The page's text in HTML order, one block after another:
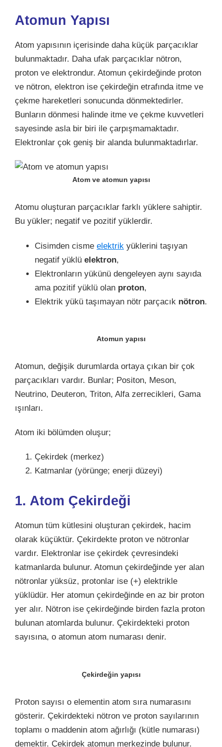
Atomun Yapısı
Atom yapısının içerisinde daha küçük parçacıklar
bulunmaktadır. Daha ufak parçacıklar nötron,
proton ve elektrondur. Atomun çekirdeğinde proton
ve nötron, elektron ise çekirdeğin etrafında itme ve
çekme hareketleri sonucunda dönmektedirler.
Bunların dönmesi halinde itme ve çekme kuvvetleri
sayesinde asla bir biri ile çarpışmamaktadır.
Elektronlar çok geniş bir alanda bulunmaktadırlar.
Atom ve atomun yapısı
Atomu oluşturan parçacıklar farklı yüklere sahiptir.
Bu yükler; negatif ve pozitif yüklerdir.
Cisimden cisme elektrik yüklerini taşıyan
negatif yüklü elektron,
Elektronların yükünü dengeleyen aynı sayıda
ama pozitif yüklü olan proton,
Elektrik yükü taşımayan nötr parçacık nötron.
Atomun yapısı
Atomun, değişik durumlarda ortaya çıkan bir çok
parçacıkları vardır. Bunlar; Positon, Meson,
Neutrino, Deuteron, Triton, Alfa zerrecikleri, Gama
ışınları.
Atom iki bölümden oluşur;
Çekirdek (merkez)
Katmanlar (yörünge; enerji düzeyi)
1. Atom Çekirdeği
Atomun tüm kütlesini oluşturan çekirdek, hacim
olarak küçüktür. Çekirdekte proton ve nötronlar
vardır. Elektronlar ise çekirdek çevresindeki
katmanlarda bulunur. Atomun çekirdeğinde yer alan
nötronlar yüksüz, protonlar ise (+) elektrikle
yüklüdür. Her atomun çekirdeğinde en az bir proton
yer alır. Nötron ise çekirdeğinde birden fazla proton
bulunan atomlarda bulunur. Çekirdekteki proton
sayısına, o atomun atom numarası denir.
Çekirdeğin yapısı
Proton sayısı o elementin atom sıra numarasını
gösterir. Çekirdekteki nötron ve proton sayılarının
toplamı o maddenin atom ağırlığı (kütle numarası)
demektir. Çekirdek atomun merkezinde bulunur.